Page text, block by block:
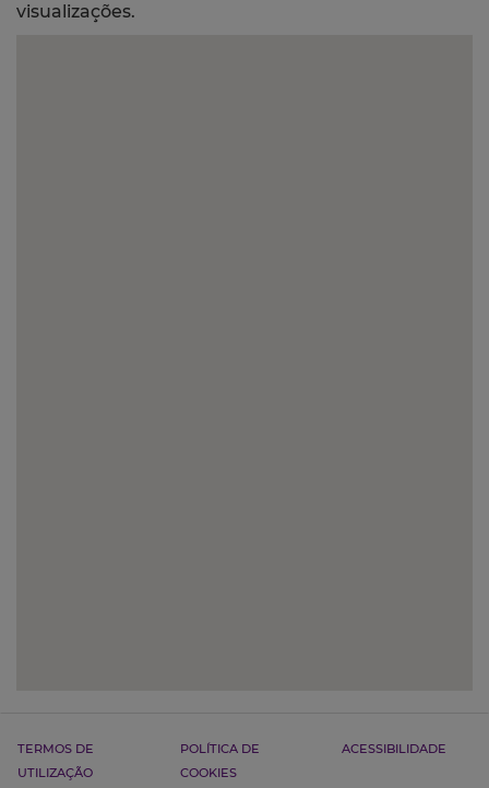
visualizações.
TERMOS DE
UTILIZAÇÃO
POLÍTICA DE
COOKIES
ACESSIBILIDADE